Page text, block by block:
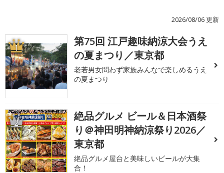
2026/08/06 更新
1
第75回 江戸趣味納涼大会うえ
の夏まつり／東京都
老若男女問わず家族みんなで楽しめるうえ
の夏まつり
2
絶品グルメ ビール＆日本酒祭
り＠神田明神納涼祭り2026／
東京都
絶品グルメ屋台と美味しいビールが大集
合！